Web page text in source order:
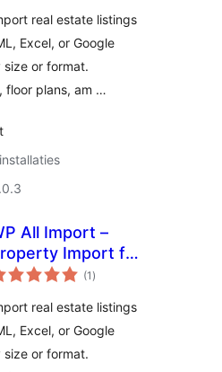
real estate listings
Excel, or Google
size or format.
floor plans, am …
All Import –
Import for
(1 totaal
waarderingen
)
real estate listings
Excel, or Google
size or format.